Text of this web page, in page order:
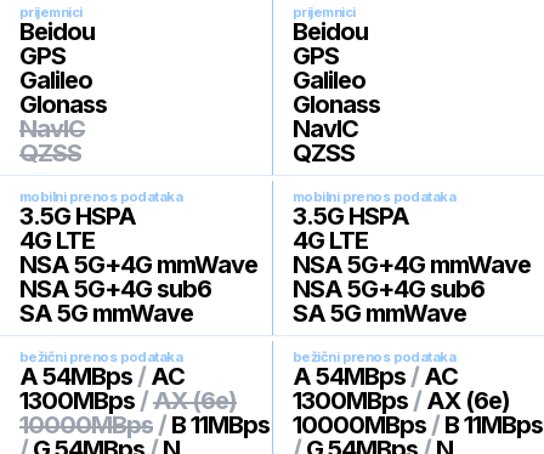
prijemnici
Beidou
GPS
Galileo
Glonass
NavIC
QZSS
prijemnici
Beidou
GPS
Galileo
Glonass
NavIC
QZSS
mobilni prenos podataka
3.5G HSPA
4G LTE
NSA 5G+4G mmWave
NSA 5G+4G sub6
SA 5G mmWave
mobilni prenos podataka
3.5G HSPA
4G LTE
NSA 5G+4G mmWave
NSA 5G+4G sub6
SA 5G mmWave
bežični prenos podataka
A 54MBps / AC
1300MBps /AX (6e)
10000MBps / B 11MBps
bežični prenos podataka
A 54MBps / AC
1300MBps / AX (6e)
10000MBps / B 11MBps